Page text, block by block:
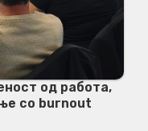
од работа,
со burnout